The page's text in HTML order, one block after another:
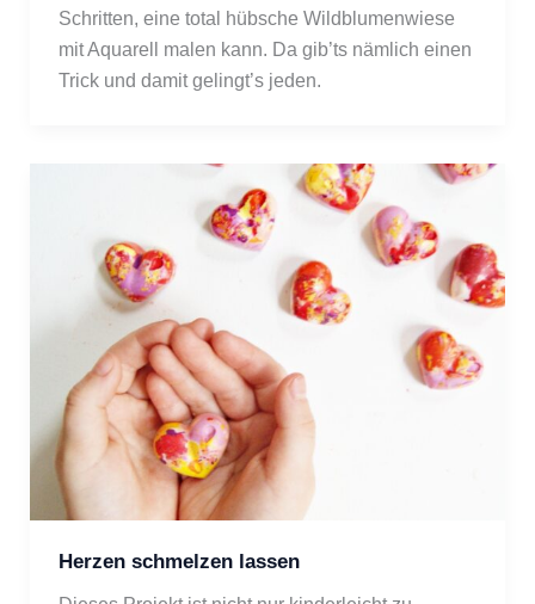
Schritten, eine total hübsche Wildblumenwiese
mit Aquarell malen kann. Da gib’ts nämlich einen
Trick und damit gelingt’s jeden.
Herzen schmelzen lassen